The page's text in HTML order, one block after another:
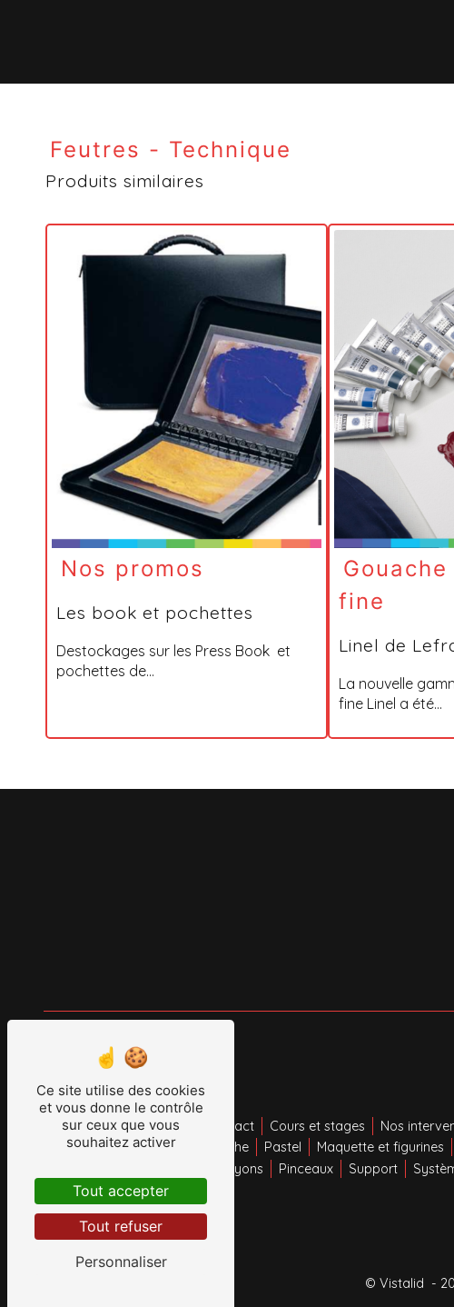
Feutres - Technique
Produits similaires
Nos promos
Les book et pochettes
Destockages sur les Press Book et
pochettes de...
fine
Linel de
La nouvelle
fine Linel a été...
Plan du site
Accueil Encadrement Contact Cours et stages Nos
Acrylique
Aquarelle Gouache Pastel Maquette et figurines
Crayons Pinceaux Support
Nos promos
© Vistalid -
Ce site utilise des cookies
et vous donne le contrôle
sur ceux que vous
souhaitez activer
Tout accepter
Tout refuser
Personnaliser